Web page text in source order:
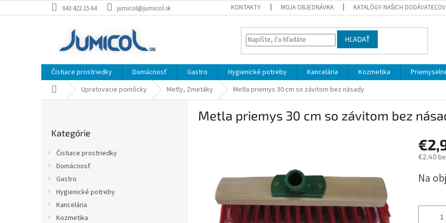
na
043 422 15 64 jumicol@jumicol.sk KONTAKTY MOJA OBJEDNÁVKA KATALÓGY NAŠICH DODÁVATEĽOV
HĽADAŤ
Čistiace prostriedky Domácnosť Gastro Hygienické potreby Kancelária Kozmetika
DomovUpratovacie pomôcky Metly, Zmetáky Metla priemys 30 cm so závitom bez násady
kategórie
Kategórie
Čistiace prostriedky
Domácnosť
Gastro
Hygienické potreby
Kancelária
Kozmetika
Metla priemys 30 cm so závitom bez
€2,40
cena:
Na